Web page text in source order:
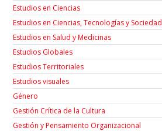
Estudios en Ciencias
Estudios en Ciencias, Tecnologías y Sociedad
Estudios en Salud y Medicinas
Estudios Globales
Estudios Territoriales
Estudios visuales
Género
Gestión Crítica de la Cultura
Gestión y Pensamiento Organizacional